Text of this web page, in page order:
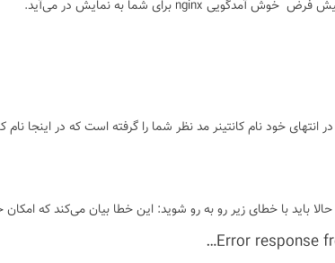
انتهای خود نام کانتینر مد نظر شما را گرفته است که در اینجا نام
حالا باید با خطای زیر رو به رو شوید:
Error response
این خطا بیان می‌کند که